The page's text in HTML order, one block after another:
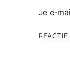
Je e-
REACTIE